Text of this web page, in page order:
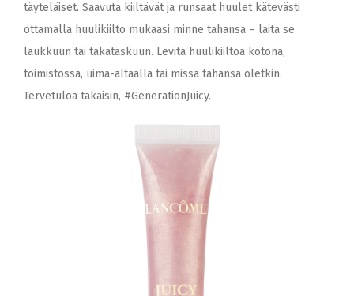
täyteläiset. Saavuta kiiltävät ja runsaat huulet kätevästi
ottamalla huulikiilto mukaasi minne tahansa – laita se
laukkuun tai takataskuun. Levitä huulikiiltoa kotona,
toimistossa, uima-altaalla tai missä tahansa oletkin.
Tervetuloa takaisin, #GenerationJuicy.